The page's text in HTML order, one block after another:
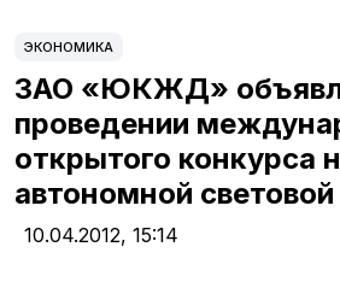
ЭКОНОМИКА
ЗАО «ЮКЖД»
проведении
открытого конкурса
автономной
10.04.2012, 15:14